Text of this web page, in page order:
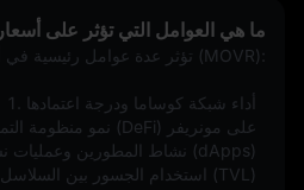
ما هي العوامل التي تؤثر على أسعار Moonriver؟
تؤثر عدة عوامل رئيسية في أسعار مونريفر (MOVR):
3. نشاط المطورين وعمليات نشر التطبيقات اللامركزية (dApps)
4. استخدام الجسور بين السلاسل وحجم القيمة المسثمرة (TVL)